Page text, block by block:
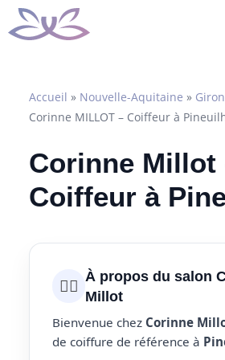
Aller
au
Accueil » Nouvelle-Aquitaine »
Corinne MILLOT – Coiffeur à
Corinne Millot
Coiffeur à
💇‍♀️ À propos du salon
Millot
Bienvenue chez Corinne
de coiffure de référence à